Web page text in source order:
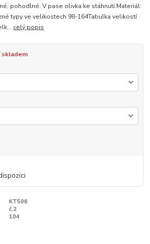
pohodlné. V pase olivka ke stáhnutí.Materiál:
typy ve velikostech 98-164Tabulka velikostí
celý popis
skladem
KT506
č.2
104